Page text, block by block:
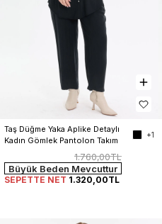
Taş Düğme Yaka Aplike Detaylı
Kadın Gömlek Pantolon Takım
+1
1.760,00TL
Büyük Beden Mevcuttur
SEPETTE NET 1.320,00TL